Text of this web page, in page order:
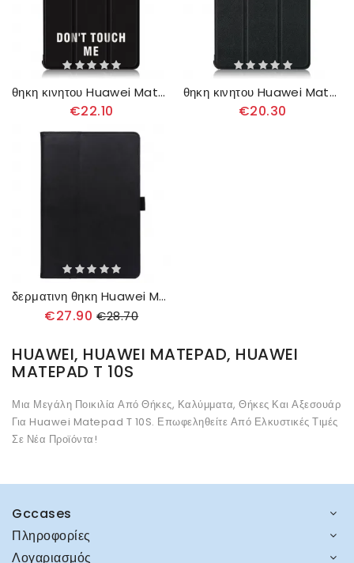
θηκη κινητου Huawei MatePad T 10s Βελτιωμένη Μην Με Αγγίζεις
€22.10
θηκη κινητου Huawei MatePad T 10s Τριπλό
€20.30
δερματινη θηκη Huawei MatePad T 10s Δερμάτινο Στυλ Με Λουράκι
€27.90 €28.70
HUAWEI, HUAWEI MATEPAD, HUAWEI
MATEPAD T 10S
Μια Μεγάλη Ποικιλία Από Θήκες, Καλύμματα, Θήκες Και Αξεσουάρ
Για Huawei Matepad T 10S. Επωφεληθείτε Από Ελκυστικές Τιμές
Σε Νέα Προϊόντα!
Gccases
Πληροφορίες
Λογαριασμός